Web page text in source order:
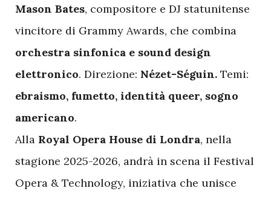
Mason Bates, compositore e DJ statunitense
vincitore di Grammy Awards, che combina
orchestra sinfonica e sound design
elettronico. Direzione: Nézet-Séguin. Temi:
ebraismo, fumetto, identità queer, sogno
americano.
Alla Royal Opera House di Londra, nella
stagione 2025-2026, andrà in scena il Festival
Opera & Technology, iniziativa che unisce